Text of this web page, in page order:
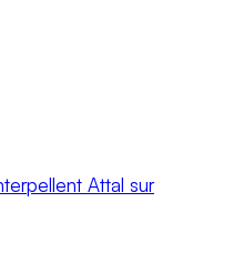
Attal sur